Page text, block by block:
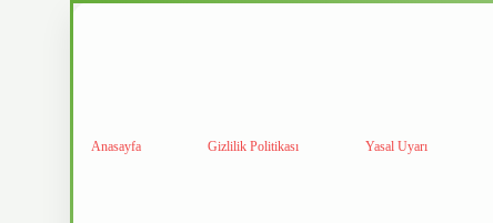
Anasayfa Gizlilik Politikası Yasal Uyarı